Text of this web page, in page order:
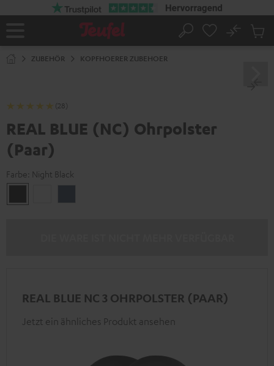
Startseite
Suche
No
ZUBEHÖR KOPFHOERER ZUBEHOER
(28)
REAL BLUE (NC) Ohrpolster
(Paar)
Farbe: Night Black
Black
White
REAL BLUE NC 3 OHRPOLSTER (PAAR)
Jetzt ein ähnliches Produkt ansehen